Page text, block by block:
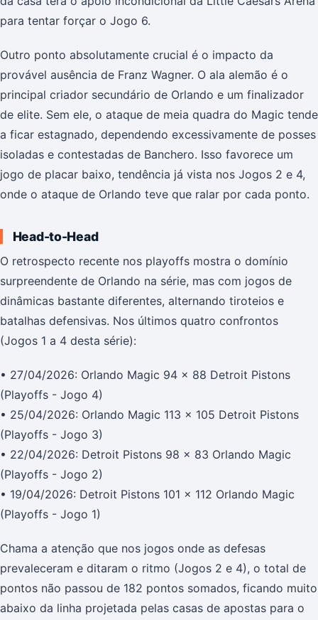
para tentar forçar o Jogo 6.
Outro ponto absolutamente crucial é o impacto da
provável ausência de Franz Wagner. O ala alemão é o
principal criador secundário de Orlando e um finalizador
de elite. Sem ele, o ataque de meia quadra do Magic tende
a ficar estagnado, dependendo excessivamente de posses
isoladas e contestadas de Banchero. Isso favorece um
jogo de placar baixo, tendência já vista nos Jogos 2 e 4,
onde o ataque de Orlando teve que ralar por cada ponto.
Head-to-Head
O retrospecto recente nos playoffs mostra o domínio
surpreendente de Orlando na série, mas com jogos de
dinâmicas bastante diferentes, alternando tiroteios e
batalhas defensivas. Nos últimos quatro confrontos
(Jogos 1 a 4 desta série):
• 27/04/2026: Orlando Magic 94 x 88 Detroit Pistons
(Playoffs - Jogo 4)
• 25/04/2026: Orlando Magic 113 x 105 Detroit Pistons
(Playoffs - Jogo 3)
• 22/04/2026: Detroit Pistons 98 x 83 Orlando Magic
(Playoffs - Jogo 2)
• 19/04/2026: Detroit Pistons 101 x 112 Orlando Magic
(Playoffs - Jogo 1)
Chama a atenção que nos jogos onde as defesas
prevaleceram e ditaram o ritmo (Jogos 2 e 4), o total de
pontos não passou de 182 pontos somados, ficando muito
abaixo da linha projetada pelas casas de apostas para o